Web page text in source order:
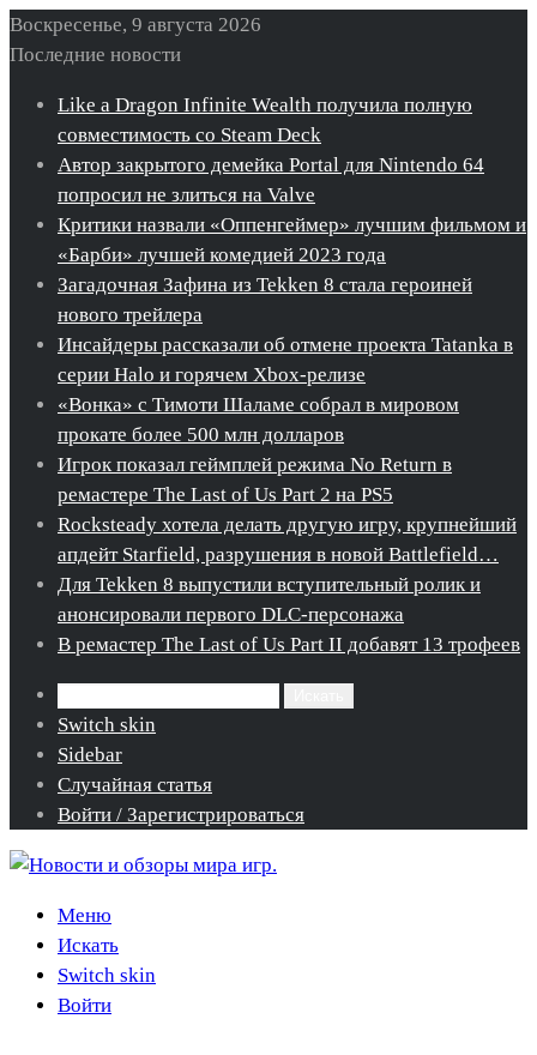
Воскресенье, 9 августа 2026
Последние новости
Like a Dragon Infinite Wealth получила полную
совместимость со Steam Deck
Автор закрытого демейка Portal для Nintendo 64
попросил не злиться на Valve
Критики назвали «Оппенгеймер» лучшим фильмом и
«Барби» лучшей комедией 2023 года
Загадочная Зафина из Tekken 8 стала героиней
нового трейлера
Инсайдеры рассказали об отмене проекта Tatanka в
серии Halo и горячем Xbox-релизе
«Вонка» с Тимоти Шаламе собрал в мировом
прокате более 500 млн долларов
Игрок показал геймплей режима No Return в
ремастере The Last of Us Part 2 на PS5
Rocksteady хотела делать другую игру, крупнейший
апдейт Starfield, разрушения в новой Battlefield…
Для Tekken 8 выпустили вступительный ролик и
анонсировали первого DLC-персонажа
В ремастер The Last of Us Part II добавят 13 трофеев
Switch skin
Sidebar
Случайная статья
Войти / Зарегистрироваться
Меню
Искать
Switch skin
Войти